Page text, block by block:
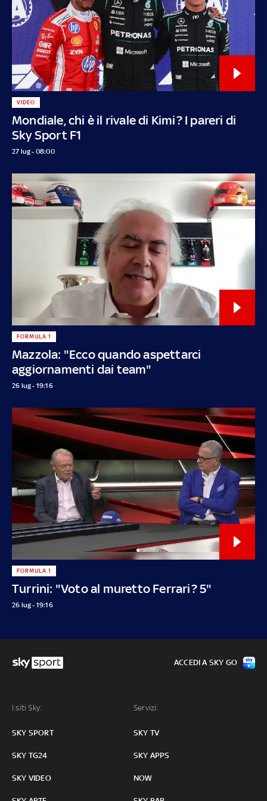
Mondiale, chi è il rivale di Kimi? I pareri di
Sky Sport F1
VIDEO
27 lug - 08:00
Mazzola: "Ecco quando aspettarci
aggiornamenti dai team"
FORMULA 1
26 lug - 19:16
Turrini: "Voto al muretto Ferrari? 5"
FORMULA 1
26 lug - 19:16
I siti Sky:
SKY SPORT
SKY TG24
SKY VIDEO
Servizi:
SKY TV
SKY APPS
NOW
ACCEDI A SKY GO